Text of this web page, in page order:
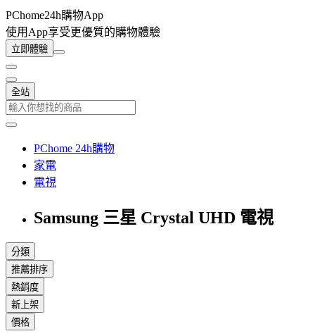
PChome24h購物App
使用App享受更優質的購物體驗
立即體驗
全站
PChome 24h購物
家電
電視
Samsung 三星 Crystal UHD 電視
分類
推薦排序
熱銷度
新上架
價格